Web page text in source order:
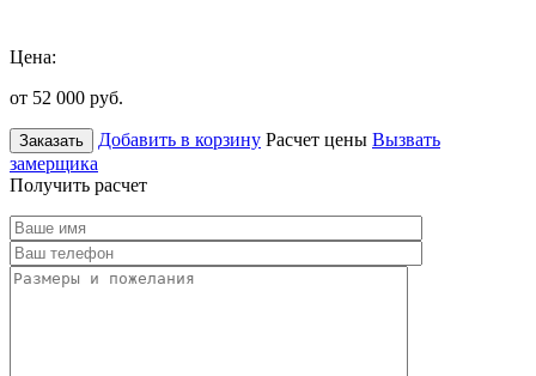
Цена:
от 52 000 руб.
Заказать Добавить в корзину Расчет цены Вызвать
замерщика
Получить расчет